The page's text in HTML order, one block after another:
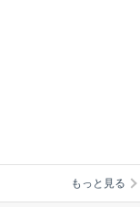
もっと見る